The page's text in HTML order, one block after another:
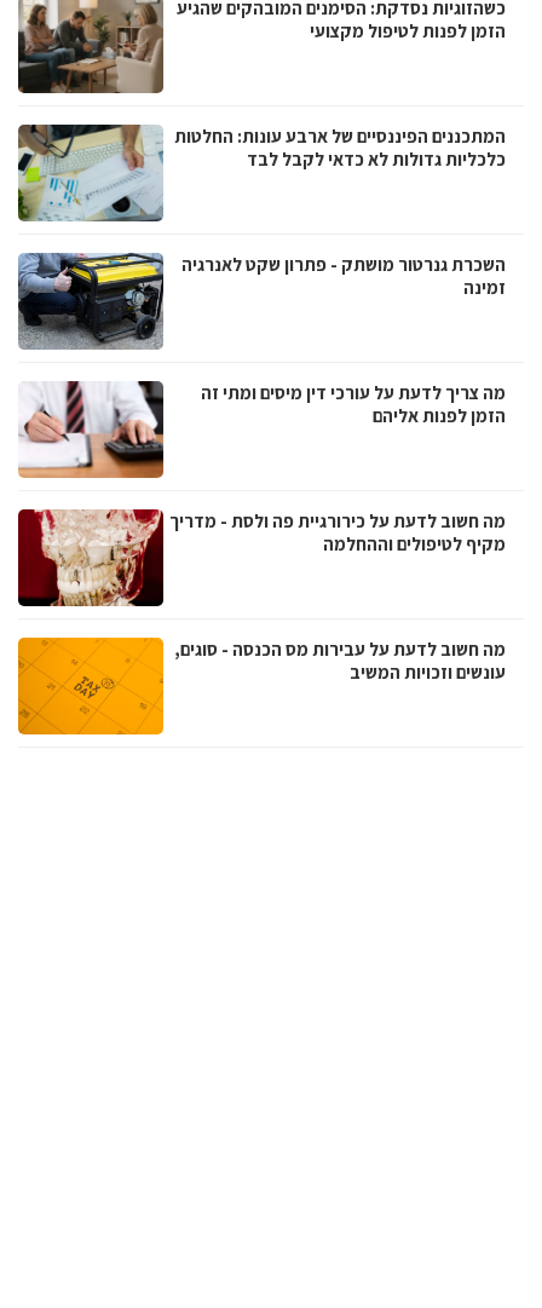
כשהזוגיות נסדקת: הסימנים המובהקים שהגיע
הזמן לפנות לטיפול מקצועי
המתכננים הפיננסיים של ארבע עונות: החלטות
כלכליות גדולות לא כדאי לקבל לבד
השכרת גנרטור מושתק - פתרון שקט לאנרגיה
זמינה
מה צריך לדעת על עורכי דין מיסים ומתי זה
הזמן לפנות אליהם
מה חשוב לדעת על כירורגיית פה ולסת - מדריך
מקיף לטיפולים וההחלמה
מה חשוב לדעת על עבירות מס הכנסה - סוגים,
עונשים וזכויות המשיב